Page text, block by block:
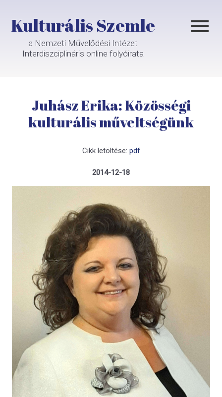
Kulturális Szemle
a Nemzeti Művelődési Intézet
Interdiszciplináris online folyóirata
Juhász Erika: Közösségi
kulturális műveltségünk
Cikk letöltése: pdf
2014-12-18